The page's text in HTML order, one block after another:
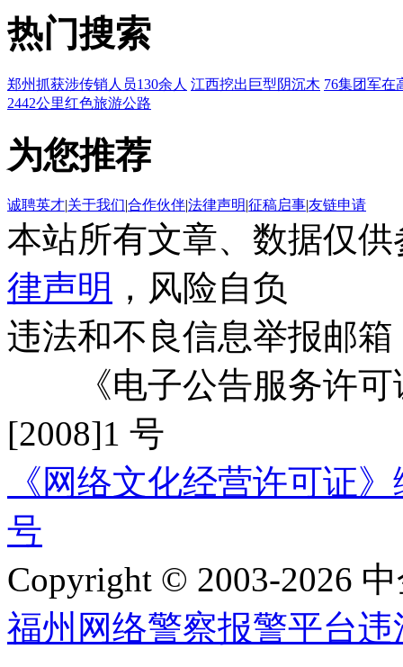
热门搜索
郑州抓获涉传销人员130余人 江西挖出巨型阴沉木 76集团军在
2442公里红色旅游公路
为您推荐
诚聘英才|关于我们|合作伙伴|法律声明|征稿启事|友链申请
本站所有文章、数据仅
律声明 ，风险自负
违法和不良信息举报邮箱
《电子公告服务许可
[2008]1 号
《网络文化经营许可证
号
Copyright © 2003-2026
福州网络警察报警平台违